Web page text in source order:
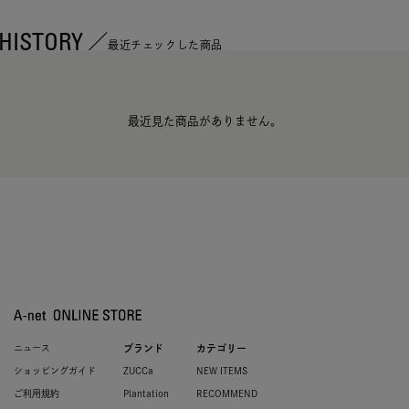
最近チェックした商品
最近見た商品がありません。
ニュース
ショッピングガイド
ご利用規約
ブランド
ZUCCa
Plantation
カテゴリー
NEW ITEMS
RECOMMEND